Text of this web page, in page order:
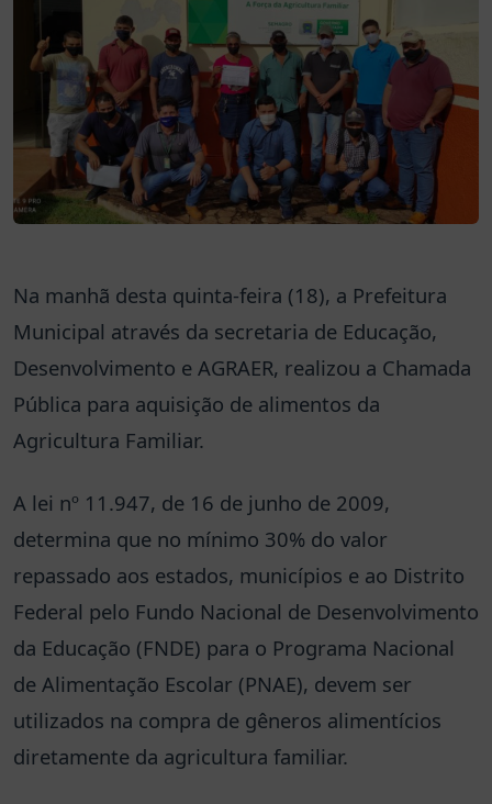
Na manhã desta quinta-feira (18), a Prefeitura
Municipal através da secretaria de Educação,
Desenvolvimento e AGRAER, realizou a Chamada
Pública para aquisição de alimentos da
Agricultura Familiar.
A lei nº 11.947, de 16 de junho de 2009,
determina que no mínimo 30% do valor
repassado aos estados, municípios e ao Distrito
Federal pelo Fundo Nacional de Desenvolvimento
da Educação (FNDE) para o Programa Nacional
de Alimentação Escolar (PNAE), devem ser
utilizados na compra de gêneros alimentícios
diretamente da agricultura familiar.